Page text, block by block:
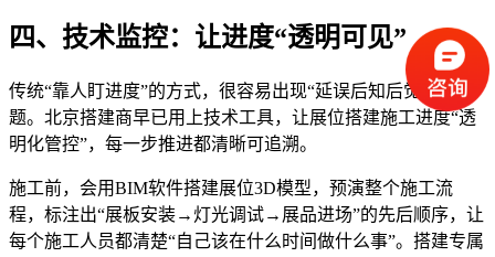
四、技术监控：让进度“透明可见”
传统“靠人盯进度”的方式，很容易出现“延误后知后觉”的问
题。北京搭建商早已用上技术工具，让展位搭建施工进度“透
明化管控”，每一步推进都清晰可追溯。
施工前，会用BIM软件搭建展位3D模型，预演整个施工流
程，标注出“展板安装→灯光调试→展品进场”的先后顺序，让
每个施工人员都清楚“自己该在什么时间做什么事”。搭建专属